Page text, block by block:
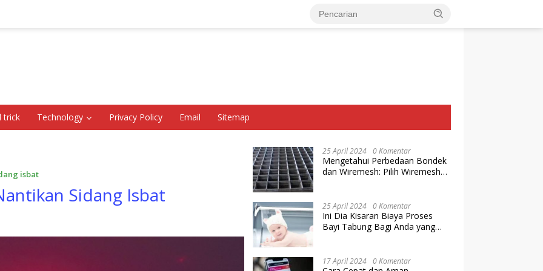
trick Technology Privacy Policy Email Sitemap
isbat
Sidang Isbat
25 April 2024 0 Komentar
Mengetahui Perbedaan Bondek
dan Wiremesh: Pilih Wiremesh
25 April 2024 0 Komentar
Ini Dia Kisaran Biaya Proses
Bayi Tabung Bagi Anda yang
17 April 2024 0 Komentar